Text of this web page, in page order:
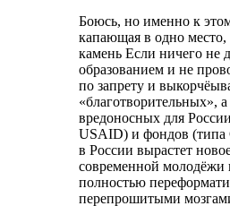
Боюсь, но именно к
капающая в одно место,
камень Если ничего не
образованием и не
по запрету и
«благотворительных»,
вредоносных для
USAID) и фондов (типа
в России вырастет
современной
полностью
перепрошитыми